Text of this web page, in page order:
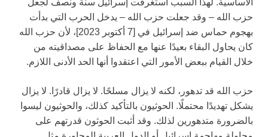
الأساسية. لهذا السبب استغرقت إسرائيل سنة ونصف لجعل
حزب الله – وقد جعلت حزب الله – يدخل الحرب التي بدأت
بهجوم حماس ضد إسرائيل في [7 أكتوبر 2023]، لأن حزب الله
كان يحاول البقاء بعيدًا عنها مع الحفاظ على مصداقيته من
خلال القيام ببعض الأمور التي اعتقدوا أنها الحد الأدنى اللازم.
حزب الله قد تدهور، لكنه لا يزال مسلحًا. لا يزال قادرًا. لا يزال
يشكل تهديدًا محتملًا. الحوثيون بالتأكيد كذلك، والحوثيون ليسوا
بالضرورة متدهورين لذلك. وقد أثبت الحوثون قدرتهم على